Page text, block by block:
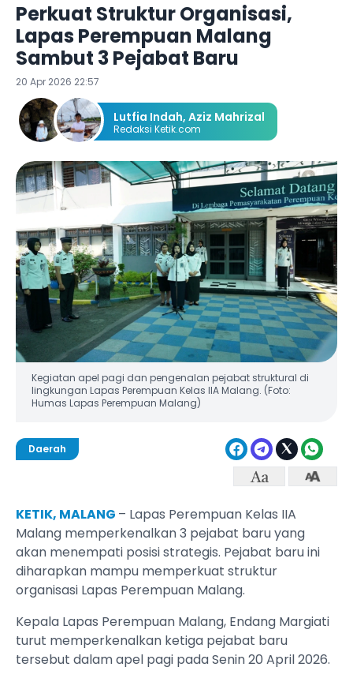
Perkuat Struktur Organisasi,
Lapas Perempuan Malang
Sambut 3 Pejabat Baru
20 Apr 2026 22:57
Lutfia Indah, Aziz Mahrizal
Redaksi Ketik.com
Kegiatan apel pagi dan pengenalan pejabat struktural di
lingkungan Lapas Perempuan Kelas IIA Malang. (Foto:
Humas Lapas Perempuan Malang)
Daerah
KETIK, MALANG – Lapas Perempuan Kelas IIA
Malang memperkenalkan 3 pejabat baru yang
akan menempati posisi strategis. Pejabat baru ini
diharapkan mampu memperkuat struktur
organisasi Lapas Perempuan Malang.
Kepala Lapas Perempuan Malang, Endang Margiati
turut memperkenalkan ketiga pejabat baru
tersebut dalam apel pagi pada Senin 20 April 2026.